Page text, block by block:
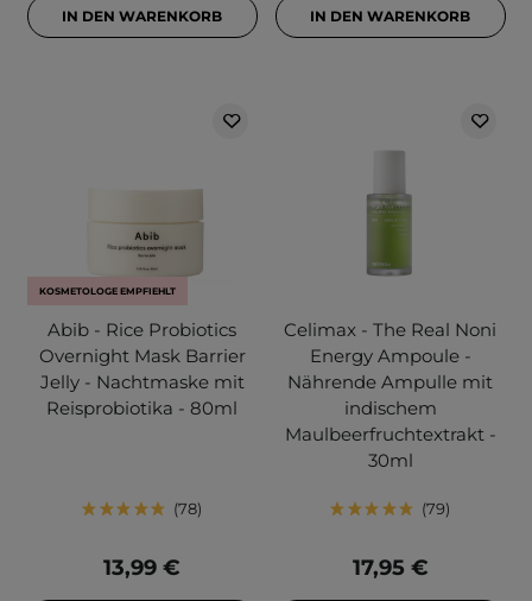
IN DEN WARENKORB IN DEN WARENKORB
KOSMETOLOGE EMPFIEHLT
Abib - Rice Probiotics
Overnight Mask Barrier
Jelly - Nachtmaske mit
Reisprobiotika - 80ml
78
13,99 €
Celimax - The Real Noni
Energy Ampoule -
Nährende Ampulle mit
indischem
Maulbeerfruchtextrakt -
30ml
79
17,95 €